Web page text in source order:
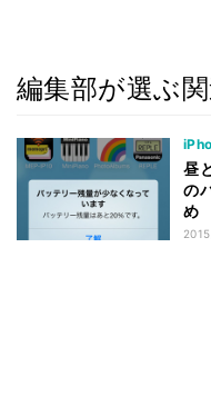
編集部が選ぶ
昼
の
め